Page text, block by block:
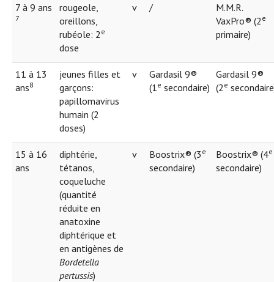
7 à 9 ans
7
rougeole,
oreillons,
rubéole: 2 e
dose
v /
M.M.R.
VaxPro® (2 e
primaire)
11 à 13
ans8
jeunes filles et
garçons:
papillomavirus
humain (2
doses)
v
Gardasil 9®
(1e secondaire)
Gardasil 9®
(2 e
15 à 16
ans
diphtérie,
tétanos,
coqueluche
(quantité
réduite en
anatoxine
diphtérique et
en antigènes de
Bordetella
pertussis)
v Boostrix® (3 e
secondaire)
Boostrix® (4e
secondaire)